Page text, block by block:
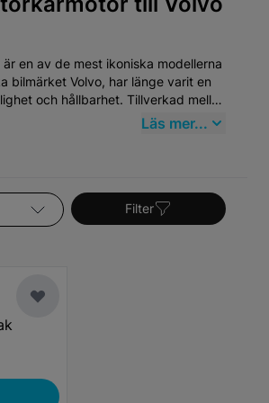
en av de mest ikoniska modellerna
bilmärket Volvo, har länge varit en
och hållbarhet. Tillverkad mellan
representerar Volvo 940 den
vilket understryker
reservdelar.
Läs mer...
Filter